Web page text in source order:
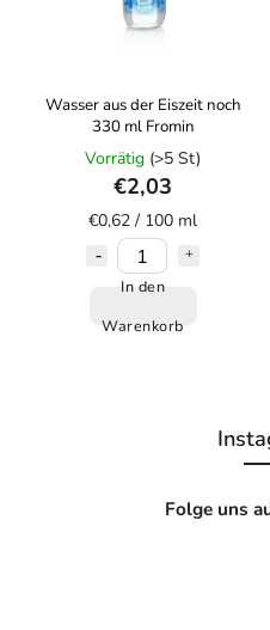
Wasser aus der Eiszeit noch
330 ml Fromin
Vorrätig (>5 St)
€2,03
€0,62 / 100 ml
In den
Warenkorb
Folge uns